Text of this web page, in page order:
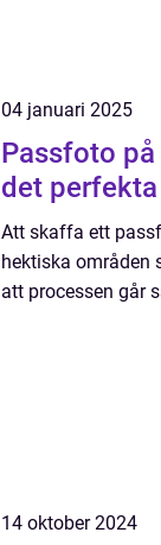
04 januari 2025
Passfoto
det
Att skaffa ett
hektiska områden
att processen går
14 oktober 2024